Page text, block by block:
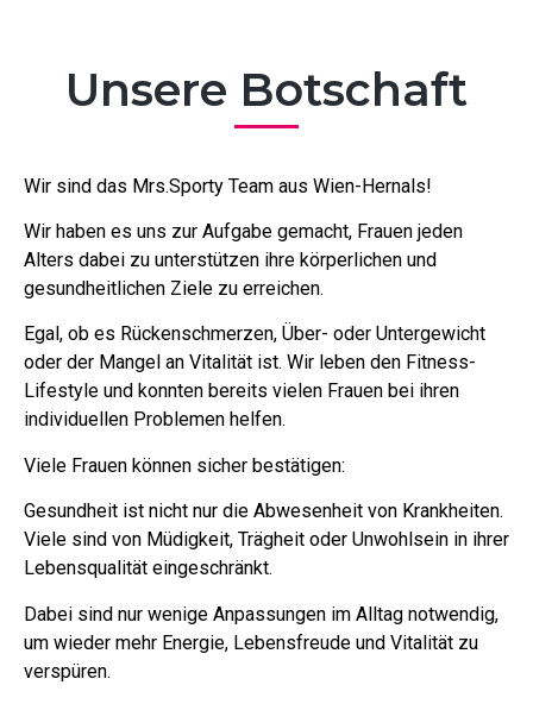
Unsere Botschaft
Wir sind das Mrs.Sporty Team aus Wien-Hernals!
Wir haben es uns zur Aufgabe gemacht, Frauen jeden
Alters dabei zu unterstützen ihre körperlichen und
gesundheitlichen Ziele zu erreichen.
Egal, ob es Rückenschmerzen, Über- oder Untergewicht
oder der Mangel an Vitalität ist. Wir leben den Fitness-
Lifestyle und konnten bereits vielen Frauen bei ihren
individuellen Problemen helfen.
Viele Frauen können sicher bestätigen:
Gesundheit ist nicht nur die Abwesenheit von Krankheiten.
Viele sind von Müdigkeit, Trägheit oder Unwohlsein in ihrer
Lebensqualität eingeschränkt.
Dabei sind nur wenige Anpassungen im Alltag notwendig,
um wieder mehr Energie, Lebensfreude und Vitalität zu
verspüren.